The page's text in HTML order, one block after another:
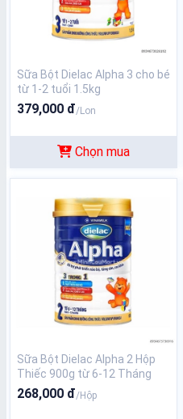
Sữa Bột Dielac Alpha 3 cho bé
từ 1-2 tuổi 1.5kg
379,000 đ/Lon
Chọn mua
Sữa Bột Dielac Alpha 2 Hộp
Thiếc 900g từ 6-12 Tháng
Tuổi
268,000 đ/Hộp